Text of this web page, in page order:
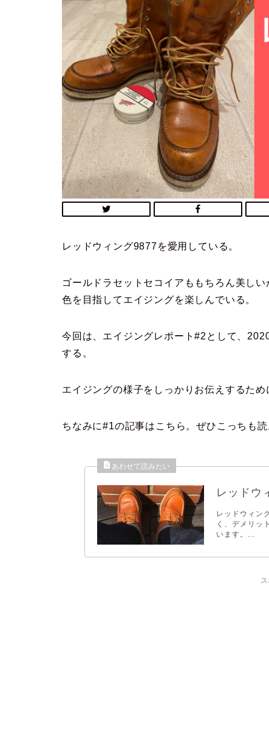
レッドウィング9877を愛用している。
ゴールドラセットセコイアももちろん美し
色を目指してエイジングを楽しんでいる。
今回は、エイジングレポート#2として、
する。
エイジングの様子をしっかりお伝えするため
ちなみに#1の記事はこちら。ぜひこっちも
レッドウ
レッドウィン
く、デメリッ
います。...